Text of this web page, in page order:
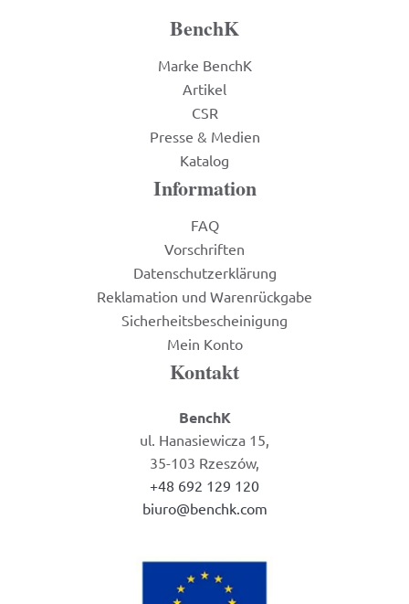
BenchK
Marke BenchK
Artikel
CSR
Presse & Medien
Katalog
Information
FAQ
Vorschriften
Datenschutzerklärung
Reklamation und Warenrückgabe
Sicherheitsbescheinigung
Mein Konto
Kontakt
BenchK
ul. Hanasiewicza 15,
35-103 Rzeszów,
+48 692 129 120
biuro@benchk.com